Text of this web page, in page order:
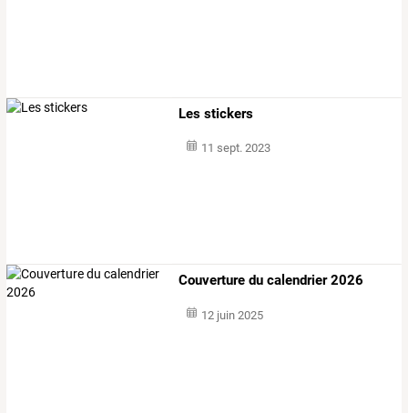
Les stickers
11 sept. 2023
Couverture du calendrier 2026
12 juin 2025